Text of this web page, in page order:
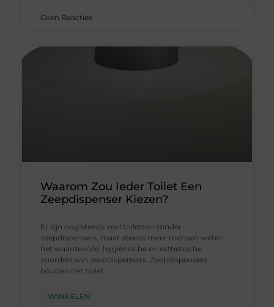
Geen Reacties
Waarom Zou Ieder Toilet Een
Zeepdispenser Kiezen?
Er zijn nog steeds veel toiletten zonder
zeepdispensers, maar steeds meer mensen weten
het waardevolle, hygiënische en esthetische
voordeel van zeepdispensers. Zeepdispensers
houden het toilet
WINKELEN